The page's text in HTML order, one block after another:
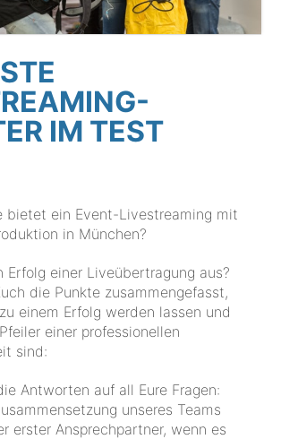
IM TEST
bietet ein Event-Livestreaming mit
in München?
Erfolg einer Liveübertragung aus?
die Punkte zusammengefasst,
einem Erfolg werden lassen und
einer professionellen
sind:
Antworten auf all Eure Fragen:
unseres Teams
erster Ansprechpartner, wenn es